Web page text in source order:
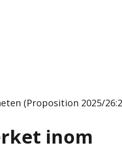
(Proposition 2025/
inom